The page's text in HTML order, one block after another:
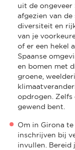
uit de
afgezien van
diversiteit en
van je
of er een hekel
Spaanse
en bomen met
groene,
opdrogen. Zelfs
gewend bent.
Om in Girona
inschrijven bij
invullen. Bereid